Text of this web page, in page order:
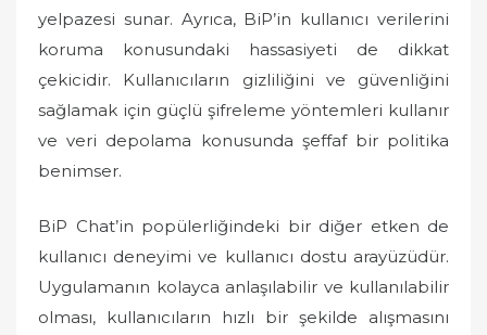
yelpazesi sunar. Ayrıca, BiP’in kullanıcı verilerini
koruma konusundaki hassasiyeti de dikkat
çekicidir. Kullanıcıların gizliliğini ve güvenliğini
sağlamak için güçlü şifreleme yöntemleri kullanır
ve veri depolama konusunda şeffaf bir politika
benimser.
BiP Chat’in popülerliğindeki bir diğer etken de
kullanıcı deneyimi ve kullanıcı dostu arayüzüdür.
Uygulamanın kolayca anlaşılabilir ve kullanılabilir
olması, kullanıcıların hızlı bir şekilde alışmasını